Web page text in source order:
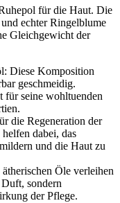
für die Haut. Die
echter Ringelblume
Gleichgewicht der
Diese Komposition
geschmeidig.
für seine wohltuenden
die Regeneration der
dabei, das
und die Haut zu
Öle verleihen
sondern
der Pflege.